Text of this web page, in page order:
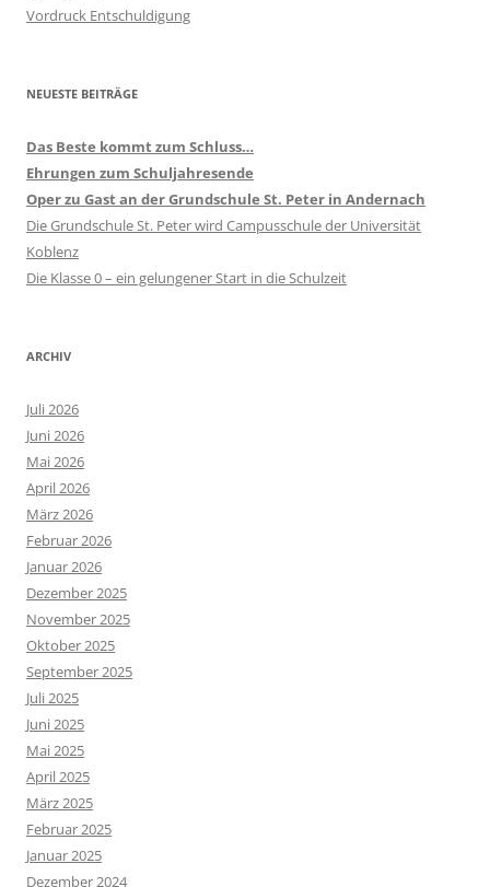
Vordruck Entschuldigung
NEUESTE BEITRÄGE
Das Beste kommt zum Schluss…
Ehrungen zum Schuljahresende
Oper zu Gast an der Grundschule St. Peter in Andernach
Die Grundschule St. Peter wird Campusschule der Universität
Koblenz
Die Klasse 0 – ein gelungener Start in die Schulzeit
ARCHIV
Juli 2026
Juni 2026
Mai 2026
April 2026
März 2026
Februar 2026
Januar 2026
Dezember 2025
November 2025
Oktober 2025
September 2025
Juli 2025
Juni 2025
Mai 2025
April 2025
März 2025
Februar 2025
Januar 2025
Dezember 2024